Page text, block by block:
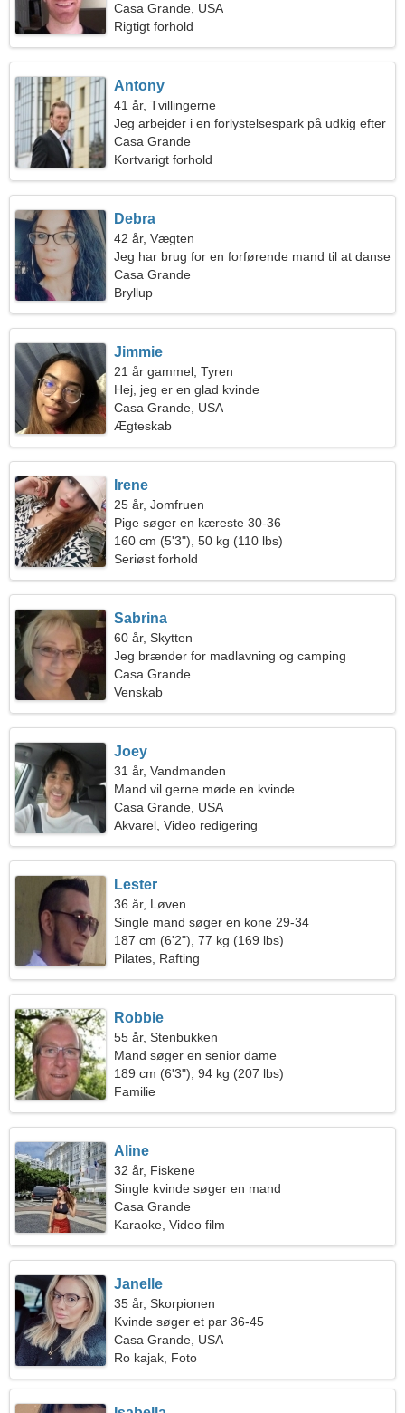
Casa Grande, USA
Rigtigt forhold
Antony
41 år, Tvillingerne
Jeg arbejder i en forlystelsespark på udkig efter
en kærlig kvinde
Casa Grande
Kortvarigt forhold
Debra
42 år, Vægten
Jeg har brug for en forførende mand til at danse
sammen
Casa Grande
Bryllup
Jimmie
21 år gammel, Tyren
Hej, jeg er en glad kvinde
Casa Grande, USA
Ægteskab
Irene
25 år, Jomfruen
Pige søger en kæreste 30-36
160 cm (5'3"), 50 kg (110 lbs)
Seriøst forhold
Sabrina
60 år, Skytten
Jeg brænder for madlavning og camping
Casa Grande
Venskab
Joey
31 år, Vandmanden
Mand vil gerne møde en kvinde
Casa Grande, USA
Akvarel, Video redigering
Lester
36 år, Løven
Single mand søger en kone 29-34
187 cm (6'2"), 77 kg (169 lbs)
Pilates, Rafting
Robbie
55 år, Stenbukken
Mand søger en senior dame
189 cm (6'3"), 94 kg (207 lbs)
Familie
Aline
32 år, Fiskene
Single kvinde søger en mand
Casa Grande
Karaoke, Video film
Janelle
35 år, Skorpionen
Kvinde søger et par 36-45
Casa Grande, USA
Ro kajak, Foto